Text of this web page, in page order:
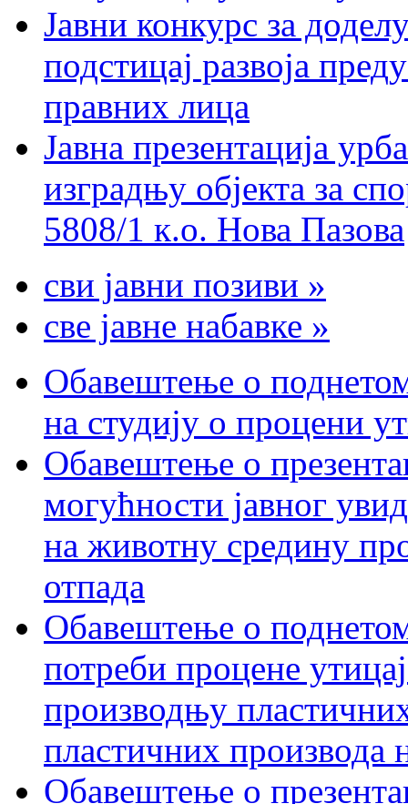
Јавни конкурс за
подстицај развоја
правних лица
Јавна презентација
изградњу објекта за
5808/1 к.о. Нова Пазова
сви јавни позиви »
све јавне набавке »
Обавештење о поднетом
на студију о процени
Обавештење о
могућности јавног
на животну средину
отпада
Обавештење о
потреби процене
производњу
пластичних производа
Обавештење о